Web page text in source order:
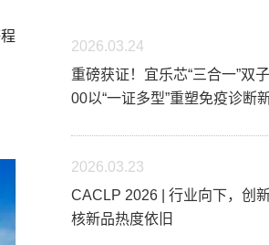
2026.03.24
重磅获证！宜乐芯“三合一”双
00以“一证多型”重塑免疫诊断
2026.03.23
CACLP 2026 | 行业向下，创
核新品热度依旧